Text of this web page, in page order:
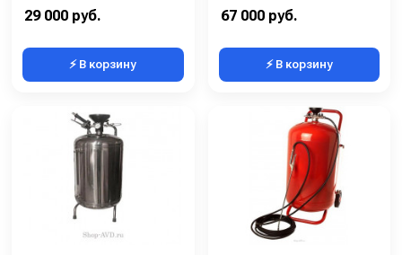
29 000 руб.
⚡ В корзину
67 000 руб.
⚡ В корзину